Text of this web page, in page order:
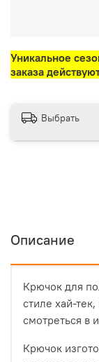
Уникальное
заказа
Выбрать
Описание
Крючок для
стиле хай-
смотреться в
Крючок